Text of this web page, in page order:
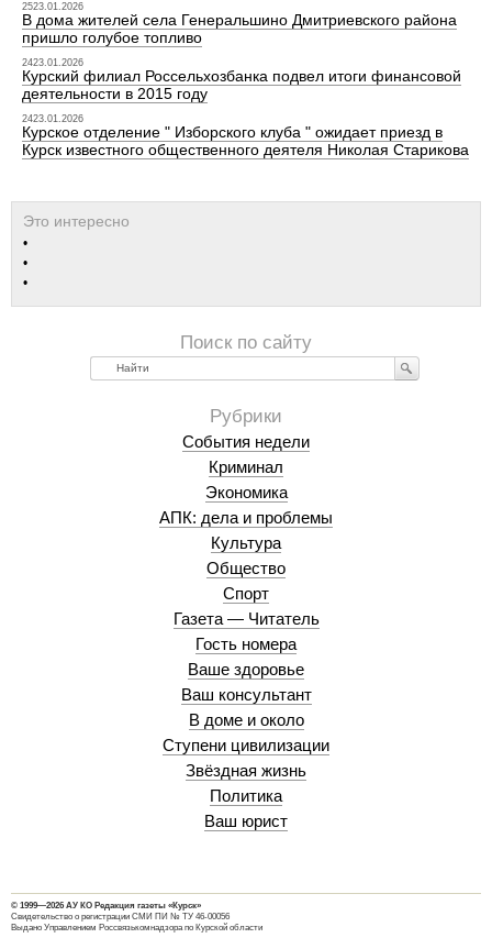
2523.01.2026
В дома жителей села Генеральшино Дмитриевского района
пришло голубое топливо
2423.01.2026
Курский филиал Россельхозбанка подвел итоги финансовой
деятельности в 2015 году
2423.01.2026
Курское отделение " Изборского клуба " ожидает приезд в
Курск известного общественного деятеля Николая Старикова
Найти
События недели
Криминал
Экономика
АПК: дела и проблемы
Культура
Общество
Спорт
Газета — Читатель
Гость номера
Ваше здоровье
Ваш консультант
В доме и около
Ступени цивилизации
Звёздная жизнь
Политика
Ваш юрист
© 1999—2026 АУ КО Редакция газеты «Курск»
Свидетельство о регистрации СМИ ПИ № ТУ 46-00056
Выдано Управлением Россвязькомнадзора по Курской области